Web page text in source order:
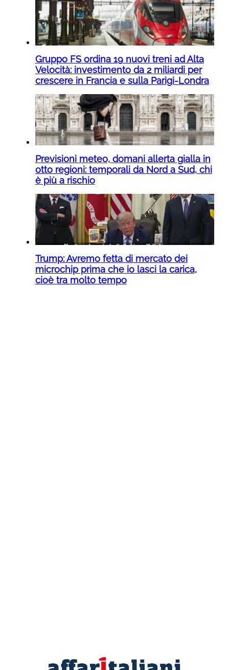
Gruppo FS ordina 19 nuovi treni ad Alta
Velocità: investimento da 2 miliardi per
crescere in Francia e sulla Parigi-Londra
Previsioni meteo, domani allerta gialla in
otto regioni: temporali da Nord a Sud, chi
è più a rischio
Trump: Avremo fetta di mercato dei
microchip prima che io lasci la carica,
cioè tra molto tempo